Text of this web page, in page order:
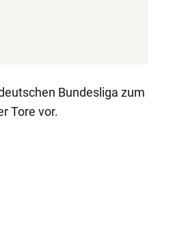
Bundesliga zum
Tore vor.